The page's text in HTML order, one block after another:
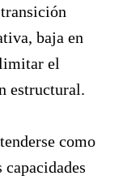
baja en
el
estructural.
como